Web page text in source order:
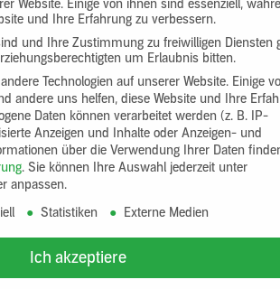
Produktbeschreibung
Website. Einige von ihnen sind essenziell,
und Ihre Erfahrung zu verbessern.
und Ihre Zustimmung zu freiwilligen Diensten
um Erlaubnis bitten.
Technologien auf unserer Website. Einige
andere uns helfen, diese Website und Ihre
Daten können verarbeitet werden (z. B. IP-
Anzeigen und Inhalte oder Anzeigen- und
über die Verwendung Ihrer Daten
. Sie können Ihre Auswahl jederzeit unter
anpassen.
Statistiken Externe Medien
Ich akzeptiere